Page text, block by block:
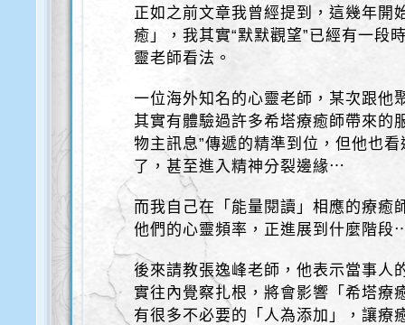
正如之前文章我曾經提到，這幾年開
癒」，我其實“默默觀望”已經有一段
靈老師看法。
一位海外知名的心靈老師，某次跟他
其實有體驗過許多希塔療癒師帶來的
物主訊息”傳遞的精準到位，但他也
了，甚至進入精神分裂邊緣⋯
而我自己在「能量閱讀」相應的療癒
他們的心靈頻率，正進展到什麼階段
後來請教張逸峰老師，他表示當事人
實往內覺察扎根，將會影響「希塔療
有很多不必要的「人為添加」，讓療